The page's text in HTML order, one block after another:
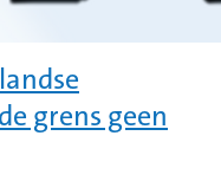
grens geen